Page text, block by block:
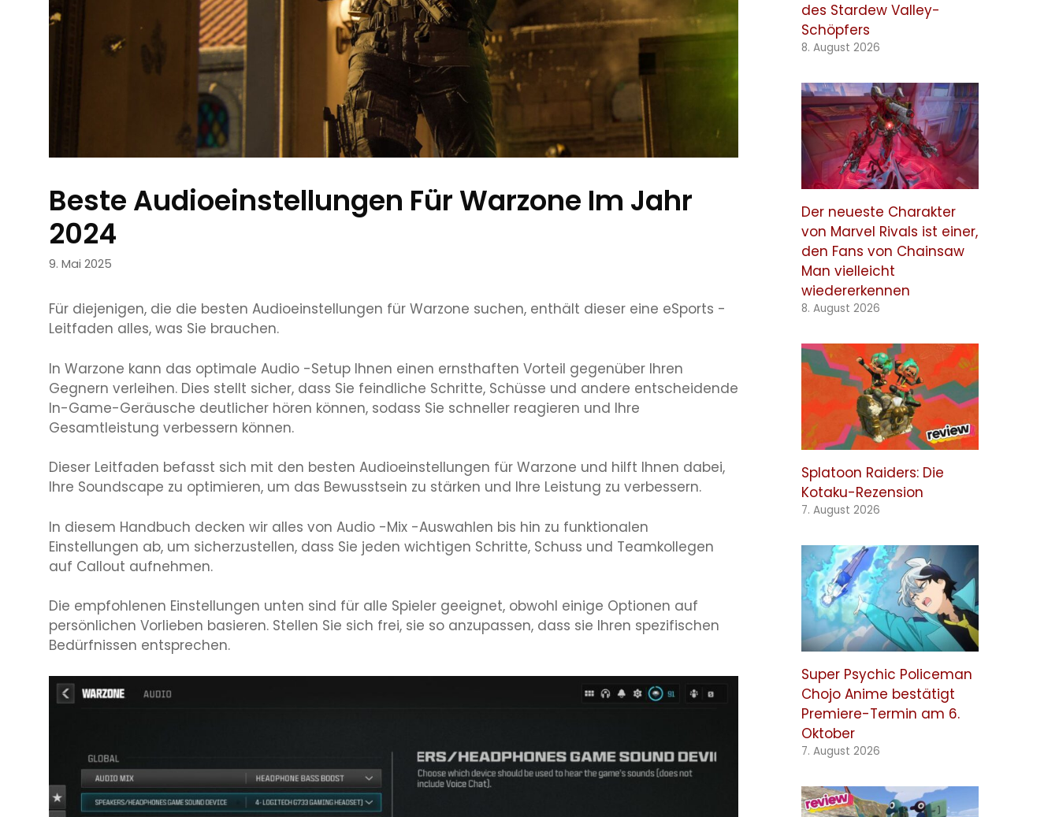
Beste Audioeinstellungen Für Warzone Im Jahr
2024
9. Mai 2025
Für diejenigen, die die besten Audioeinstellungen für Warzone suchen, enthält dieser eine eSports -
Leitfaden alles, was Sie brauchen.
In Warzone kann das optimale Audio -Setup Ihnen einen ernsthaften Vorteil gegenüber Ihren
Gegnern verleihen. Dies stellt sicher, dass Sie feindliche Schritte, Schüsse und andere entscheidende
In-Game-Geräusche deutlicher hören können, sodass Sie schneller reagieren und Ihre
Gesamtleistung verbessern können.
Dieser Leitfaden befasst sich mit den besten Audioeinstellungen für Warzone und hilft Ihnen dabei,
Ihre Soundscape zu optimieren, um das Bewusstsein zu stärken und Ihre Leistung zu verbessern.
In diesem Handbuch decken wir alles von Audio -Mix -Auswahlen bis hin zu funktionalen
Einstellungen ab, um sicherzustellen, dass Sie jeden wichtigen Schritte, Schuss und Teamkollegen
auf Callout aufnehmen.
Die empfohlenen Einstellungen unten sind für alle Spieler geeignet, obwohl einige Optionen auf
persönlichen Vorlieben basieren. Stellen Sie sich frei, sie so anzupassen, dass sie Ihren spezifischen
Bedürfnissen entsprechen.
des Stardew Valley-
Schöpfers
8. August 2026
Der neueste Charakter
von Marvel Rivals ist einer,
den Fans von Chainsaw
Man vielleicht
wiedererkennen
8. August 2026
Splatoon Raiders: Die
Kotaku-Rezension
7. August 2026
Super Psychic Policeman
Chojo Anime bestätigt
Premiere-Termin am 6.
Oktober
7. August 2026